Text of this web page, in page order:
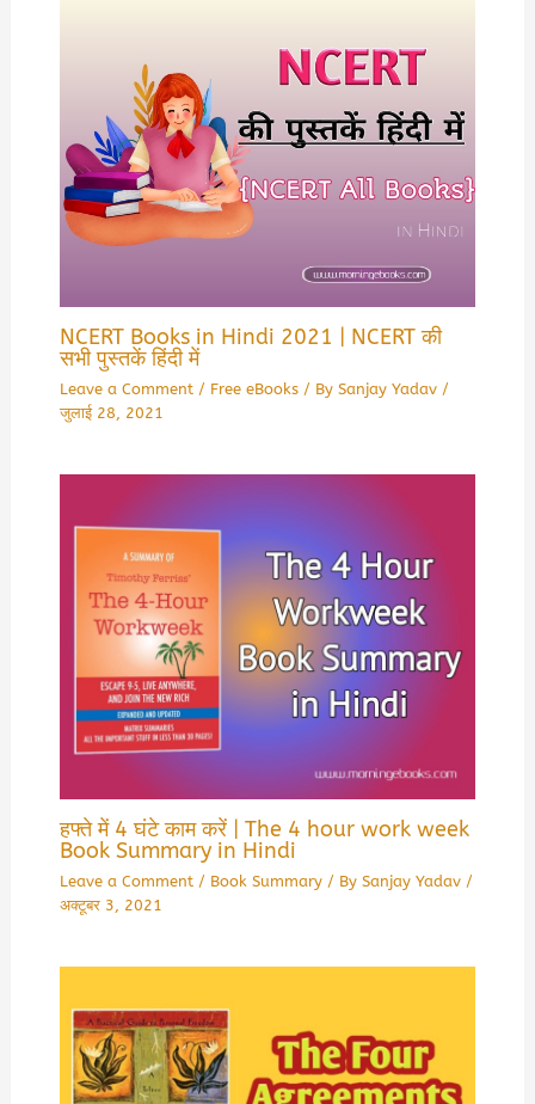
NCERT Books in Hindi 2021 | NCERT की
सभी पुस्तकें हिंदी में
Leave a Comment / Free eBooks/ By Sanjay Yadav /
जुलाई 28, 2021
हफ्ते में 4 घंटे काम करें | The 4 hour work week
Book Summary in Hindi
Leave a Comment / Book Summary/ By Sanjay Yadav /
अक्टूबर 3, 2021